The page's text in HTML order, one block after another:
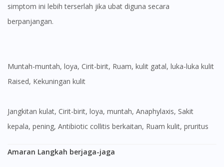
simptom ini lebih terserlah jika ubat diguna secara
berpanjangan.
Muntah-muntah, loya, Cirit-birit, Ruam, kulit gatal, luka-luka kulit
Raised, Kekuningan kulit
jangkitan kulat, Cirit-birit, loya, muntah, Anaphylaxis, Sakit
kepala, pening, Antibiotic collitis berkaitan, Ruam kulit, pruritus
Amaran Langkah berjaga-jaga